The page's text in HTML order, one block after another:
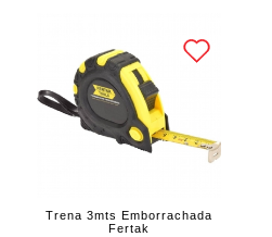
Trena 3mts Emborrachada
Fertak